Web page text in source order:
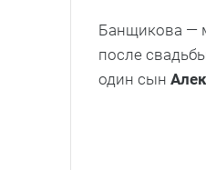
Банщикова —
после
один сын